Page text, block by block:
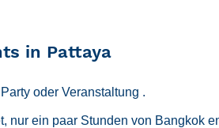
in Pattaya
oder Veranstaltung .
nur ein paar Stunden von Bangkok